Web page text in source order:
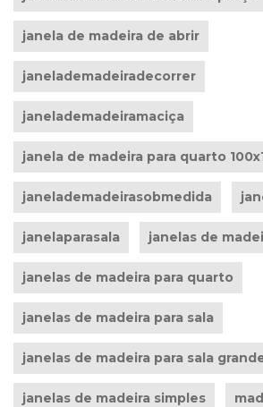
janela de madeira de abrir
janelademadeiradecorrer
janelademadeiramaciça
janela de madeira para quarto
janelademadeirasobmedida
janelaparasala janelas de
janelas de madeira para quarto
janelas de madeira para sala
janelas de madeira para sala
janelas de madeira simples